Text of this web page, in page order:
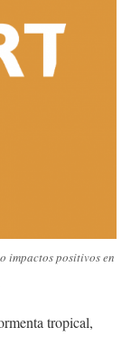
impactos positivos en
tropical,